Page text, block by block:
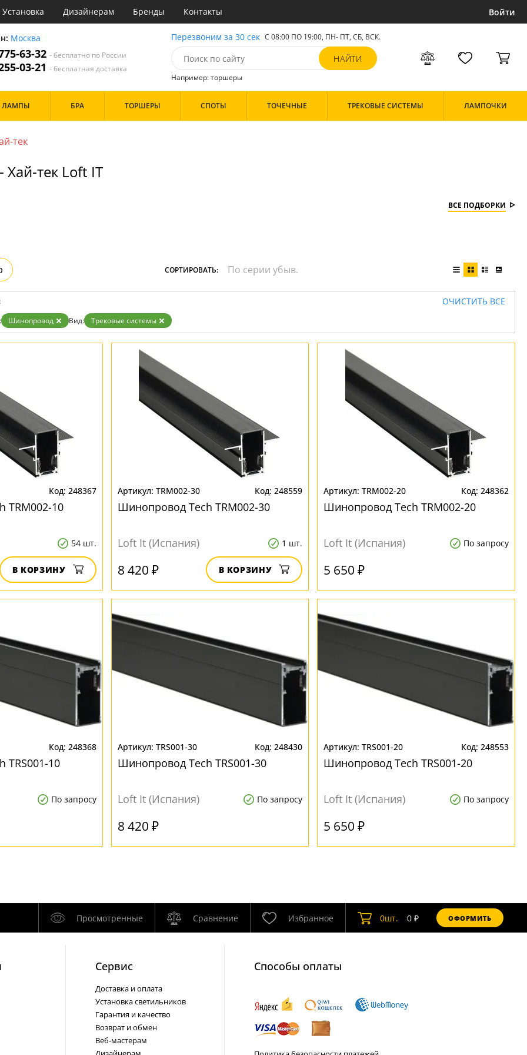
Установка Дизайнерам Бренды Контакты Войти
Москва
63-32- бесплатно по России
03-21- бесплатная доставка
Перезвоним за 30 сек С 08:00 ПО 19:00, ПН- ПТ, СБ, ВСК.
Например: торшеры
ЛАМПЫ БРА ТОРШЕРЫ СПОТЫ ТОЧЕЧНЫЕ ТРЕКОВЫЕ СИСТЕМЫ ЛАМПОЧКИ
тек
тек Loft IT
ВСЕ ПОДБОРКИ
СОРТИРОВАТЬ:
ОЧИСТИТЬ ВСЕ
Шинопровод Вид: Трековые системы
248367
TRM002-10
54 шт.
В КОРЗИНУ
TRM002-30 248559
Шинопровод Tech TRM002-30
Loft It (Испания) 1 шт.
8 420 ₽ В КОРЗИНУ
TRM002-20 248362
Шинопровод Tech TRM002-20
Loft It (Испания) По запросу
5 650 ₽
248368
TRS001-10
По запросу
TRS001-30 248430
Шинопровод Tech TRS001-30
Loft It (Испания) По запросу
8 420 ₽
TRS001-20 248553
Шинопровод Tech TRS001-20
Loft It (Испания) По запросу
5 650 ₽
Просмотренные Сравнение Избранное 0шт. 0₽ ОФОРМИТЬ
Cервис
Доставка и оплата
Установка светильников
Гарантия и качество
Возврат и обмен
Веб-мастерам
Способы оплаты